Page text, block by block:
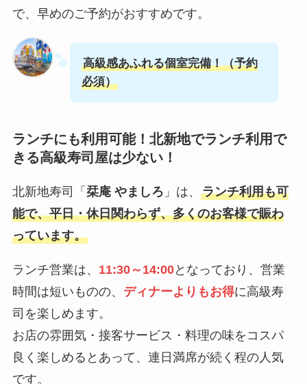
で、早めのご予約がおすすめです。
高級感あふれる個室完備！（予約
必須）
ランチにも利用可能！北新地でランチ利用で
きる高級寿司屋は少ない！
北新地寿司「 栞庵 やましろ 」は、 ランチ利用も可
能で、平日・休日関わらず、多くのお客様で賑わ
っています。
ランチ営業は、 11:30～14:00となっており、営業
時間は短いものの、 ディナーよりもお得に高級寿
司を楽しめます。
お店の雰囲気・接客サービス・料理の味をコスパ
良く楽しめるとあって、連日満席が続く程の人気
です。